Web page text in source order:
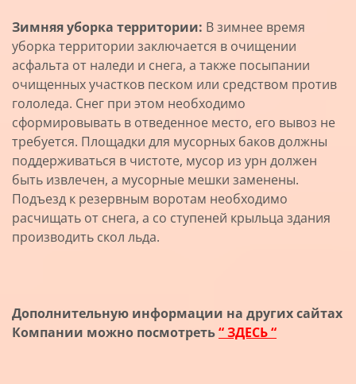
Зимняя уборка территории: В зимнее время
уборка территории заключается в очищении
асфальта от наледи и снега, а также посыпании
очищенных участков песком или средством против
гололеда. Снег при этом необходимо
сформировывать в отведенное место, его вывоз не
требуется. Площадки для мусорных баков должны
поддерживаться в чистоте, мусор из урн должен
быть извлечен, а мусорные мешки заменены.
Подъезд к резервным воротам необходимо
расчищать от снега, а со ступеней крыльца здания
производить скол льда.
Дополнительную информации на других сайтах
Компании можно посмотреть“ ЗДЕСЬ “